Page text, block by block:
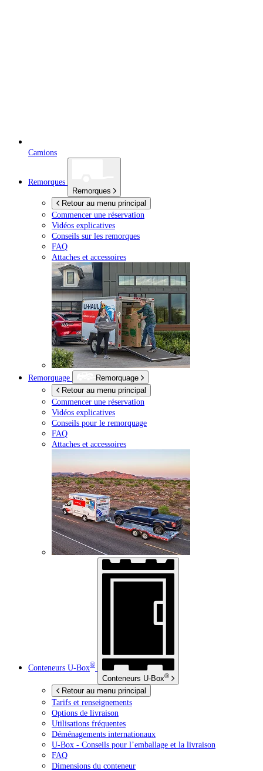
Camions
Remorques
Remorques
Retour au menu principal
Commencer une réservation
Vidéos explicatives
Conseils sur les remorques
FAQ
Attaches et accessoires
Remorquage
Remorquage
Retour au menu principal
Commencer une réservation
Vidéos explicatives
Conseils pour le remorquage
FAQ
Attaches et accessoires
Conteneurs U-Box®
Conteneurs U-Box®
Retour au menu principal
Tarifs et renseignements
Options de livraison
Utilisations fréquentes
Déménagements internationaux
U-Box - Conseils pour l’emballage et la livraison
FAQ
Dimensions du conteneur